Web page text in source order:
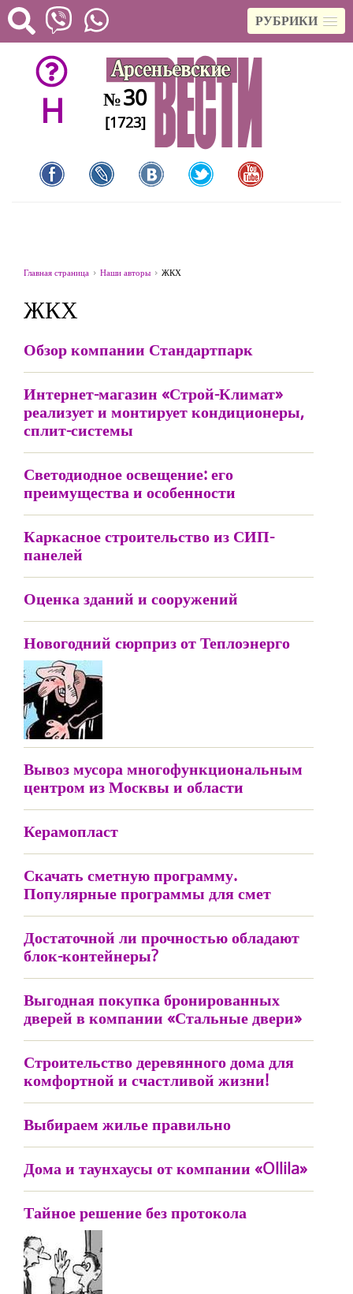
РУБРИКИ
H №30
[1723]
Главная страница Наши авторы ЖКХ
ЖКХ
Обзор компании Стандартпарк
Интернет-магазин «Строй-Климат»
реализует и монтирует кондиционеры,
сплит-системы
Светодиодное освещение: его
преимущества и особенности
Каркасное строительство из СИП-
панелей
Оценка зданий и сооружений
Новогодний сюрприз от Теплоэнерго
Вывоз мусора многофункциональным
центром из Москвы и области
Керамопласт
Скачать сметную программу.
Популярные программы для смет
Достаточной ли прочностью обладают
блок-контейнеры?
Выгодная покупка бронированных
дверей в компании «Стальные двери»
Строительство деревянного дома для
комфортной и счастливой жизни!
Выбираем жилье правильно
Дома и таунхаусы от компании «Ollila»
Тайное решение без протокола